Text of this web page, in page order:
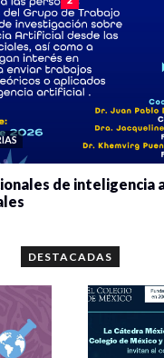
de inteligencia
DESTACADAS